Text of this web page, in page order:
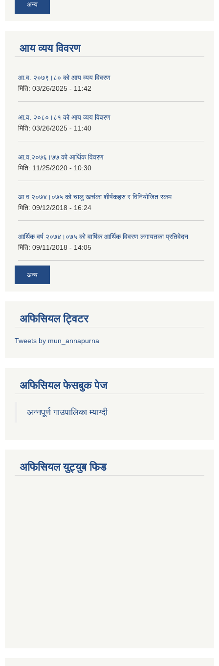
अन्य
आय व्यय विवरण
आ.व. २०७९।८० को आय व्यय विवरण
मिति: 03/26/2025 - 11:42
आ.व. २०८०।८१ को आय व्यय विवरण
मिति: 03/26/2025 - 11:40
आ.व.२०७६।७७ को आर्थिक विवरण
मिति: 11/25/2020 - 10:30
आ.व.२०७४।०७५ को चालु खर्चका शीर्षकहरु र विनियोजित रकम
मिति: 09/12/2018 - 16:24
आर्थिक वर्ष २०७४।०७५ को वार्षिक आर्थिक विवरण लगायतका प्रतिवेदन
मिति: 09/11/2018 - 14:05
अन्य
अफिसियल ट्विटर
Tweets by mun_annapurna
अफिसियल फेसबुक पेज
अन्नपूर्ण गाउपालिका म्याग्दी
अफिसियल युट्युब फिड